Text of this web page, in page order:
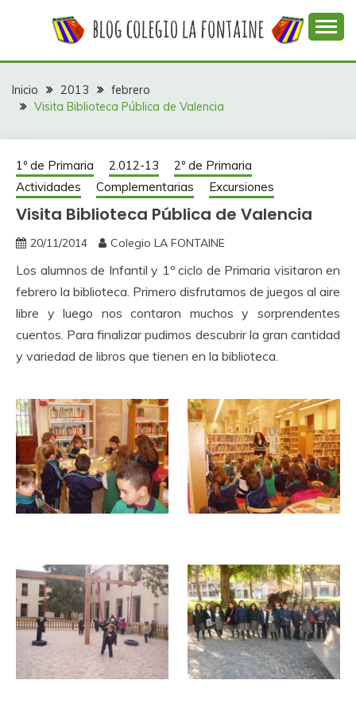
COLEGIO LA
FONTAINE
colegio La Fontaine
Inicio 2013
febrero
Visita Biblioteca Pública de Valencia
1º de Primaria 2.012-13
2º de Primaria
Actividades
Complementarias Excursiones
Visita Biblioteca Pública de Valencia
20/11/2014 Colegio LA FONTAINE
Los alumnos de Infantil y 1º ciclo de Primaria visitaron en
febrero la biblioteca. Primero disfrutamos de juegos al aire
libre y luego nos contaron muchos y sorprendentes
cuentos. Para finalizar pudimos descubrir la gran cantidad
y variedad de libros que tienen en la biblioteca.